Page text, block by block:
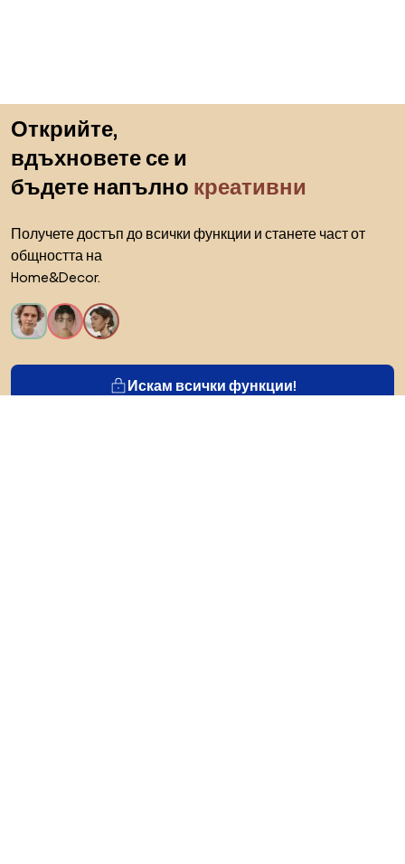
Открийте,
вдъхновете се и
бъдете напълно креативни
Получете достъп до всички функции и станете част от
общността на
Home&Decor.
Искам всички функции!